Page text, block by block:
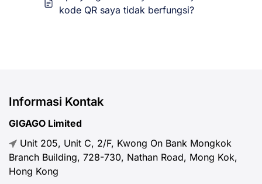
kode QR saya tidak berfungsi?
Informasi Kontak
GIGAGO Limited
Unit 205, Unit C, 2/F, Kwong On Bank Mongkok
Branch Building, 728-730, Nathan Road, Mong Kok,
Hong Kong